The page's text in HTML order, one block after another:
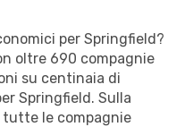
per Springfield?
oltre 690 compagnie
su centinaia di
Springfield. Sulla
le compagnie